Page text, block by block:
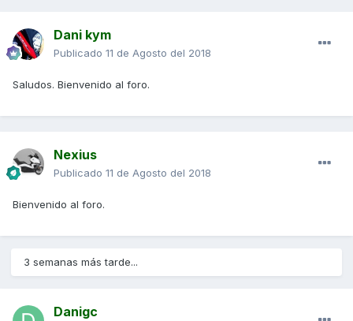
Dani kym
Publicado 11 de Agosto del 2018
Saludos. Bienvenido al foro.
Nexius
Publicado 11 de Agosto del 2018
Bienvenido al foro.
3 semanas más tarde...
Danigc